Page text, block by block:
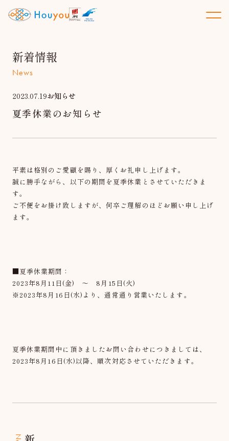
新着情報
News
2023.07.19お知らせ
夏季休業のお知らせ
平素は格別のご愛顧を賜り、厚くお礼申し上げます。
誠に勝手ながら、以下の期間を夏季休業とさせていただきま
す。
ご不便をお掛け致しますが、何卒ご理解のほどお願い申し上げ
ます。
■夏季休業期間：
2023年8月11日(金) ～ 8月15日(火)
※2023年8月16日(水)より、通常通り営業いたします。
夏季休業期間中に頂きましたお問い合わせにつきましては、
2023年8月16日(水)以降、順次対応させていただきます。